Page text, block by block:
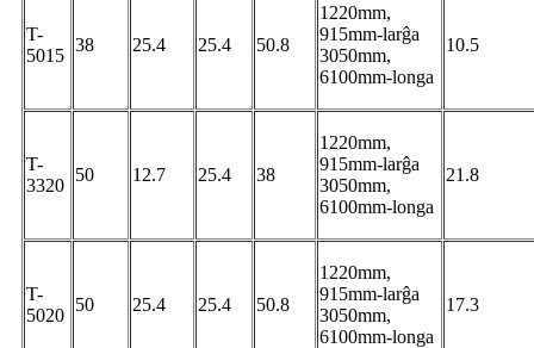
T-
5015
38 25.4 25.4 50.8
1220mm,
915mm-larĝa
3050mm,
6100mm-longa
10.5
T-
3320
50 12.7 25.4 38
1220mm,
915mm-larĝa
3050mm,
6100mm-longa
21.8
T-
5020
50 25.4 25.4 50.8
1220mm,
915mm-larĝa
3050mm,
6100mm-longa
17.3